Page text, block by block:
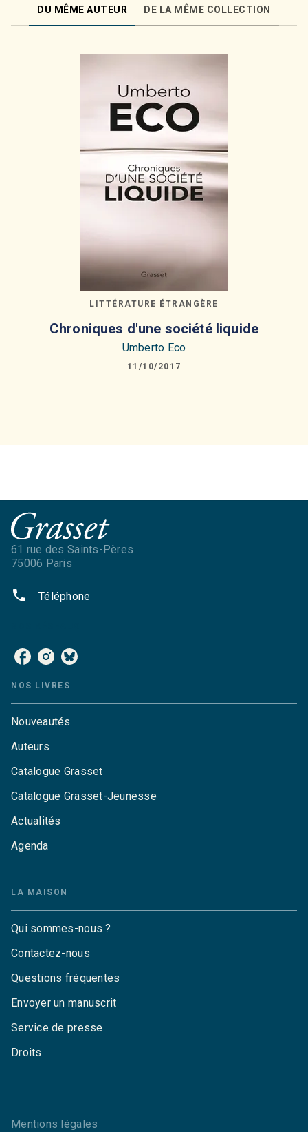
DU MÊME AUTEUR DE LA MÊME COLLECTION
LITTÉRATURE ÉTRANGÈRE
Chroniques d'une société liquide
Umberto Eco
11/10/2017
61 rue des Saints-Pères
75006 Paris
phone Téléphone
NOS LIVRES
Nouveautés
Auteurs
Catalogue Grasset
Catalogue Grasset-Jeunesse
Actualités
Agenda
LA MAISON
Qui sommes-nous ?
Contactez-nous
Questions fréquentes
Envoyer un manuscrit
Service de presse
Droits
Mentions légales